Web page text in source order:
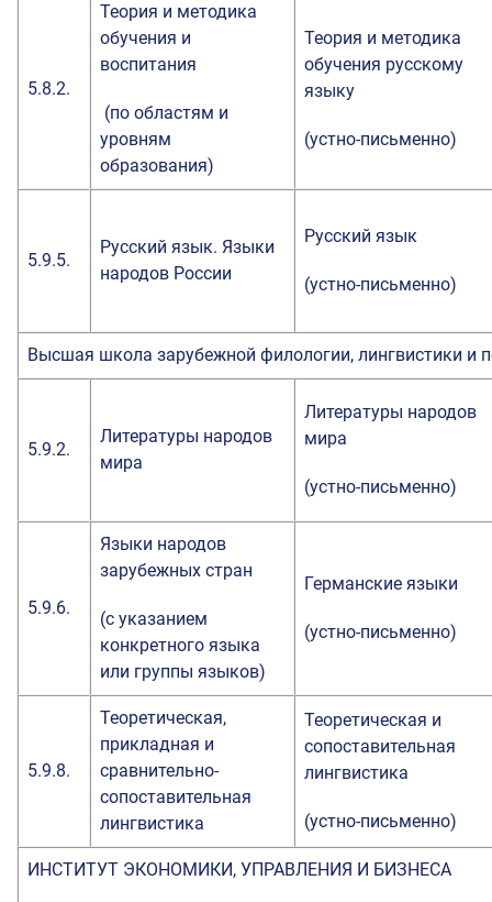
5.8.2.
Теория и методика
обучения и
воспитания
(по областям и
уровням
образования)
Теория и методика
обучения русскому
языку
(устно-письменно)
5.9.5.
Русский язык. Языки
народов России
Русский язык
(устно-письменно)
Высшая школа зарубежной филологии, лингвистики и
5.9.2.
Литературы народов
мира
Литературы народов
мира
(устно-письменно)
5.9.6.
Языки народов
зарубежных стран
(с указанием
конкретного языка
или группы языков)
Германские языки
(устно-письменно)
5.9.8.
Теоретическая,
прикладная и
сравнительно-
сопоставительная
лингвистика
Теоретическая и
сопоставительная
лингвистика
(устно-письменно)
ИНСТИТУТ ЭКОНОМИКИ, УПРАВЛЕНИЯ И БИЗНЕСА